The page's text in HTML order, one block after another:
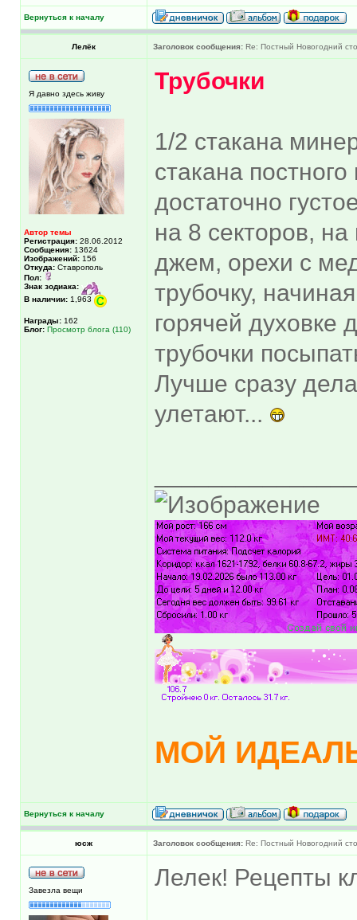
Вернуться к началу
Лелёк Заголовок сообщения: Re: Постный Новогодний
Я давно здесь живу
Автор темы
Регистрация: 28.06.2012
Сообщения: 13624
Изображений: 156
Откуда: Ставрополь
Пол:
Знак зодиака:
В наличии: 1,963
Награды: 162
Блог: Просмотр блога (110)
Трубочки
1/2 стакана
стакана
достаточно
на 8 секторов,
джем, орехи с
трубочку,
горячей духовке
трубочки
Лучше сразу
улетают...
МОЙ
Вернуться к началу
юсж Заголовок сообщения: Re: Постный Новогодний
Завезла вещи Лелек! Рецепты